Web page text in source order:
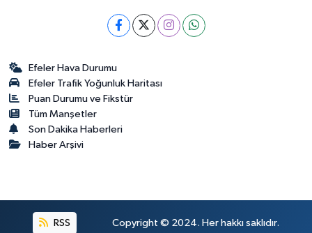
Efeler Hava Durumu
Efeler Trafik Yoğunluk Haritası
Puan Durumu ve Fikstür
Tüm Manşetler
Son Dakika Haberleri
Haber Arşivi
RSS Copyright © 2024. Her hakkı saklıdır.